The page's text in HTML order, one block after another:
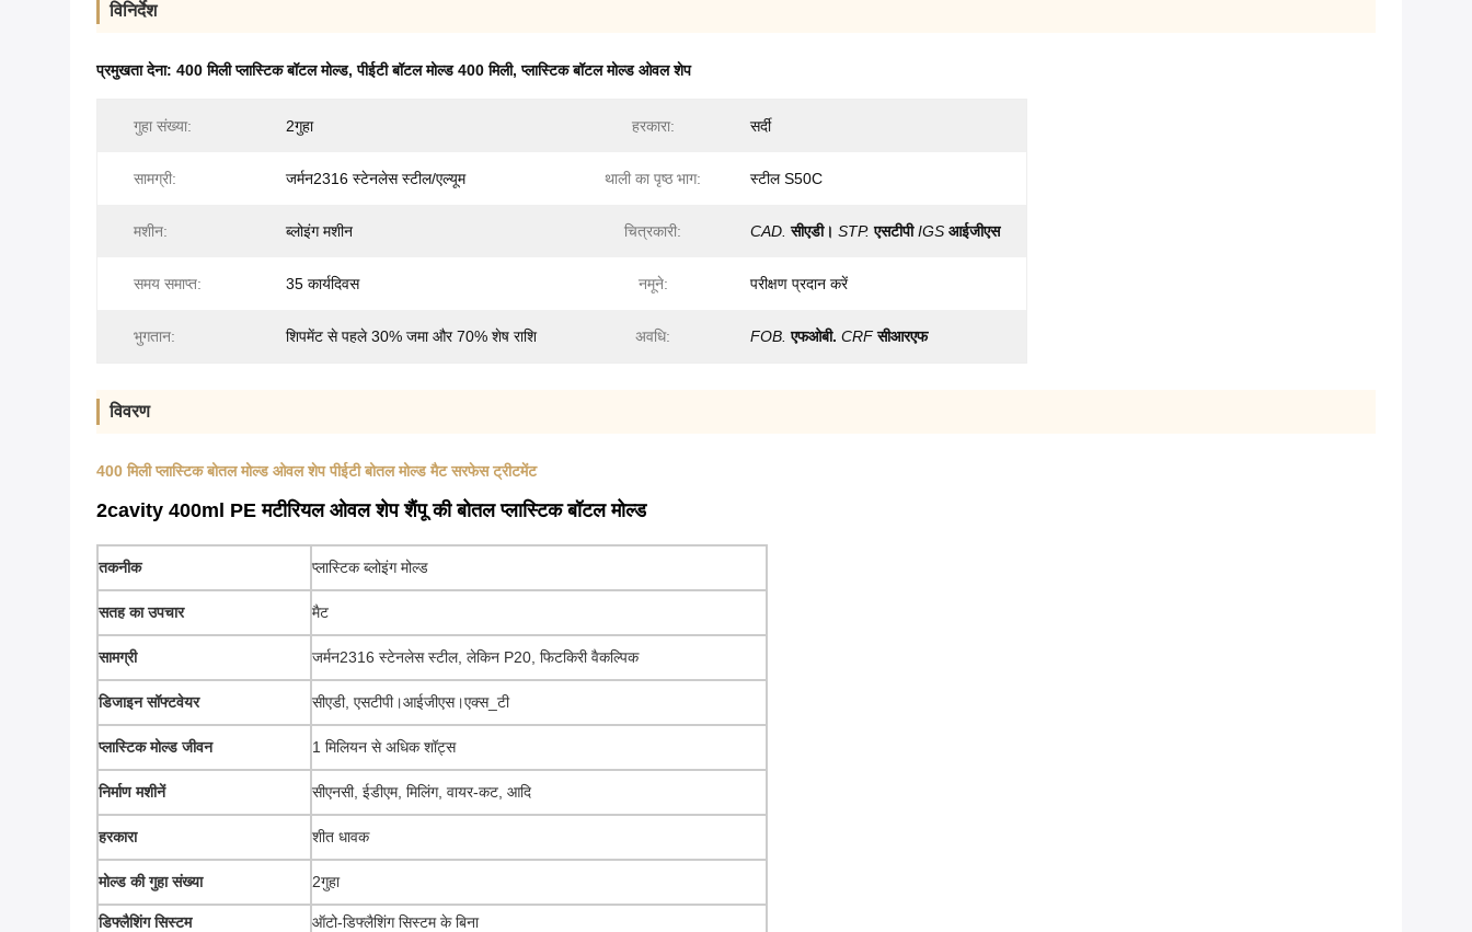
विनिर्देश
प्रमुखता देना: 400 मिली प्लास्टिक बॉटल मोल्ड,पीईटी बॉटल मोल्ड 400 मिली,प्लास्टिक बॉटल मोल्ड ओवल शेप
गुहा संख्या: 2गुहा हरकारा: सर्दी
सामग्री: जर्मन2316 स्टेनलेस स्टील/एल्यूम थाली का पृष्ठ भाग: स्टील S50C
मशीन: ब्लोइंग मशीन चित्रकारी: CAD. सीएडी। STP. एसटीपी IGS आईजीएस
समय समाप्त: 35 कार्यदिवस नमूने: परीक्षण प्रदान करें
भुगतान: शिपमेंट से पहले 30% जमा और 70% शेष राशि अवधि: FOB. एफओबी. CRF सीआरएफ
विवरण
400 मिली प्लास्टिक बोतल मोल्ड ओवल शेप पीईटी बोतल मोल्ड मैट सरफेस ट्रीटमेंट
2cavity 400ml PE मटीरियल ओवल शेप शैंपू की बोतल प्लास्टिक बॉटल मोल्ड
तकनीक प्लास्टिक ब्लोइंग मोल्ड
सतह का उपचार मैट
सामग्री जर्मन2316 स्टेनलेस स्टील, लेकिन P20, फिटकिरी वैकल्पिक
डिजाइन सॉफ्टवेयर सीएडी, एसटीपी।आईजीएस।एक्स_टी
प्लास्टिक मोल्ड जीवन 1 मिलियन से अधिक शॉट्स
निर्माण मशीनें सीएनसी, ईडीएम, मिलिंग, वायर-कट, आदि
हरकारा शीत धावक
मोल्ड की गुहा संख्या 2गुहा
डिफ्लैशिंग सिस्टम ऑटो-डिफ्लैशिंग सिस्टम के बिना